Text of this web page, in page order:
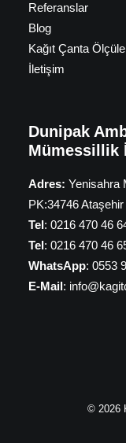
Referanslar
Blog
Kağıt Çanta
İletişim
Dunipak
Mümessillik
Adres: Yenisahra
PK:34746
Tel: 0216 470 46
Tel: 0216 470 46
WhatsApp: 0553
E-Mail:
© 2026